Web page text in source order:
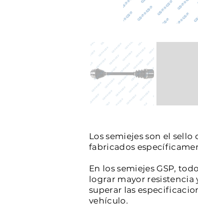
Los semiejes son el
fabricados
En los semiejes GSP,
lograr mayor resistencia
superar las
vehículo.